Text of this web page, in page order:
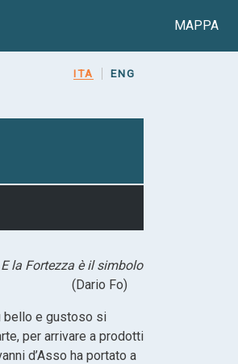
Main
MAPPA
ITA ENG
la Fortezza è il simbolo
(Dario Fo)
bello e gustoso si
per arrivare a prodotti
d’Asso ha portato a